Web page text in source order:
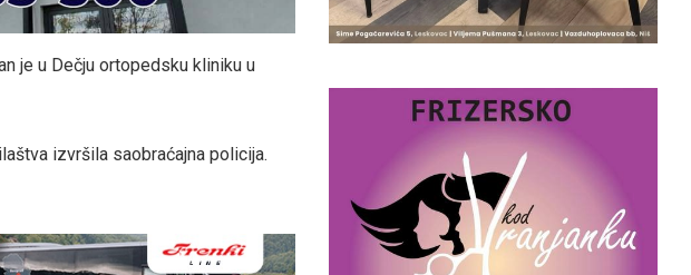
je u Dečju ortopedsku kliniku u
izvršila saobraćajna policija.